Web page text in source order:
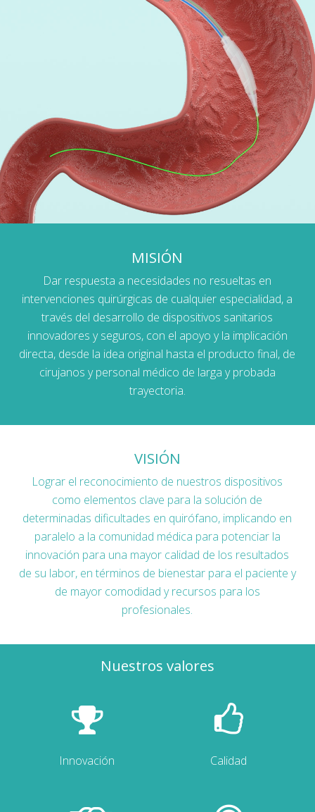
MISIÓN
Dar respuesta a necesidades no resueltas en
intervenciones quirúrgicas de cualquier especialidad, a
través del desarrollo de dispositivos sanitarios
innovadores y seguros, con el apoyo y la implicación
directa, desde la idea original hasta el producto final, de
cirujanos y personal médico de larga y probada
trayectoria.
VISIÓN
Lograr el reconocimiento de nuestros dispositivos
como elementos clave para la solución de
determinadas dificultades en quirófano, implicando en
paralelo a la comunidad médica para potenciar la
innovación para una mayor calidad de los resultados
de su labor, en términos de bienestar para el paciente y
de mayor comodidad y recursos para los
profesionales.
Nuestros valores
Innovación Calidad